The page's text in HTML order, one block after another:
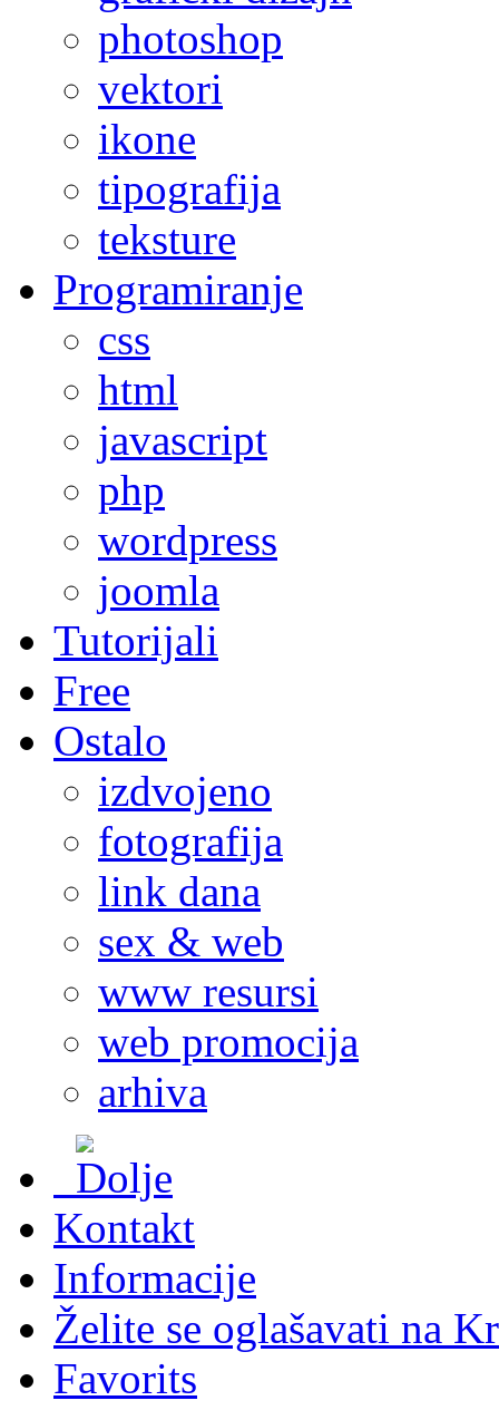
photoshop
vektori
ikone
tipografija
teksture
Programiranje
css
html
javascript
php
wordpress
joomla
Tutorijali
Free
Ostalo
izdvojeno
fotografija
link dana
sex & web
www resursi
web promocija
arhiva
Kontakt
Informacije
Želite se oglašavati na
Favorits